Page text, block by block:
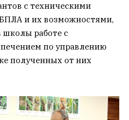
с техническими
и их возможностями,
школы работе с
по управлению
полученных от них